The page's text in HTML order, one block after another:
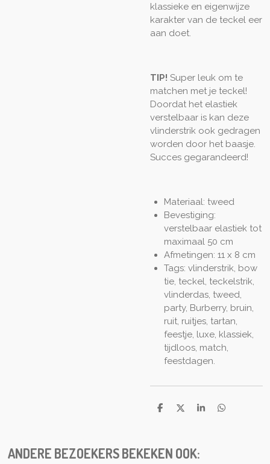
klassieke en eigenwijze
karakter van de teckel eer
aan doet.
TIP! Super leuk om te
matchen met je teckel!
Doordat het elastiek
verstelbaar is kan deze
vlinderstrik ook gedragen
worden door het baasje.
Succes gegarandeerd!
Materiaal: tweed
Bevestiging:
verstelbaar elastiek tot
maximaal 50 cm
Afmetingen: 11 x 8 cm
Tags: vlinderstrik, bow
tie, teckel, teckelstrik,
vlinderdas, tweed,
party, Burberry, bruin,
ruit, ruitjes, tartan,
feestje, luxe, klassiek,
tijdloos, match,
feestdagen.
D
n
D
S
D
ANDERE BEZOEKERS BEKEKEN OOK: